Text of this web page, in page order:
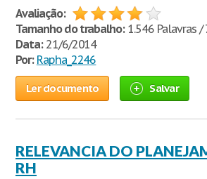
Avaliação:
Tamanho do trabalho:1.546 Palavras /
Data:21/6/2014
Por: Rapha_2246
Ler documento Salvar
RELEVANCIA DO
RH